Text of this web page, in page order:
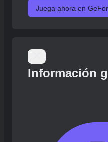
Juega ahora en
Información